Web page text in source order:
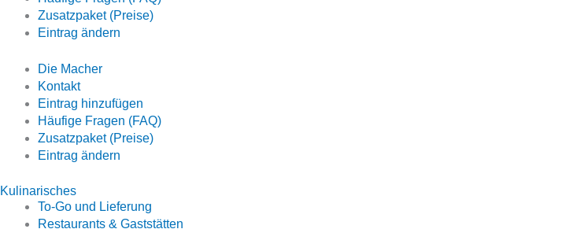
Zusatzpaket (Preise)
Eintrag ändern
Die Macher
Kontakt
Eintrag hinzufügen
Häufige Fragen (FAQ)
Zusatzpaket (Preise)
Eintrag ändern
Kulinarisches
To-Go und Lieferung
Restaurants & Gaststätten